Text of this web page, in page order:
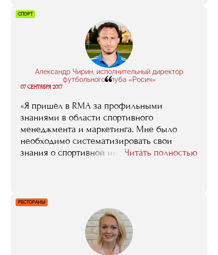
проектами: „СТС зажигает звезду“,
„Чириклбразерс“, „Две звезды“».
СПОРТ
Александр Чирин, исполнительный директор
футбольного клуба «Росич»
“
07 СЕНТЯБРЯ 2017
«Я пришёл в RMA за профильными
знаниями в области спортивного
менеджмента и маркетинга. Мне было
необходимо систематизировать свои
знания о спортивной индустрии,
стажировки. Если резюмировать
и говорить о том, оправдались ли мои
ожидания от обучения в RMA, то да —
оправдались. Я получил всё, что хотел».
Читать полностью
РЕСТОРАНЫ